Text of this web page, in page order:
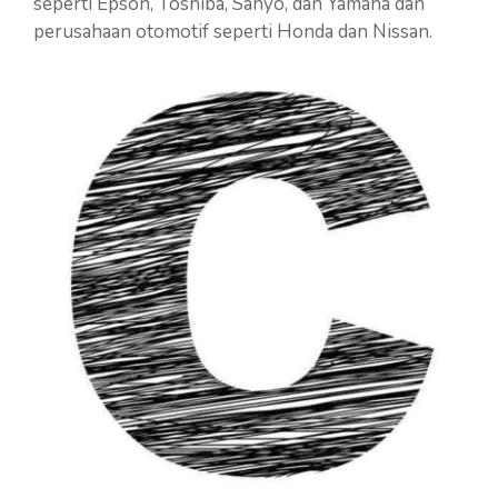
perusahaan otomotif seperti Honda dan Nissan.